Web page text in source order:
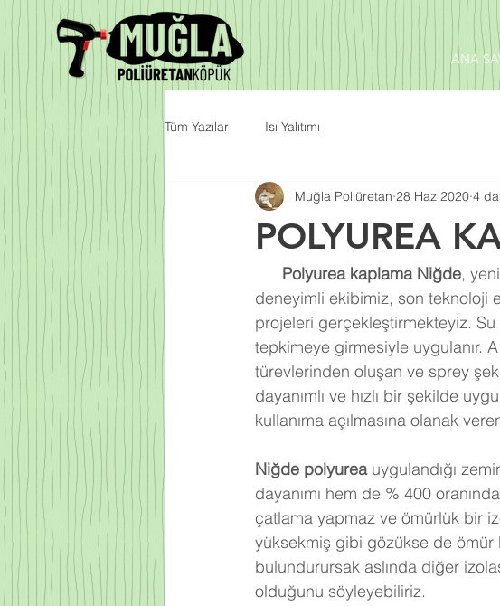
ANA
Tüm Yazılar Isı Yalıtımı
POLYUREA
Muğla Poliüretan 28 Haz 2020 4
Polyurea kaplama Niğde,
deneyimli ekibimiz, son teknoloji
projeleri gerçekleştirmekteyiz. Su
tepkimeye girmesiyle uygulanır.
türevlerinden oluşan ve sprey
dayanımlı ve hızlı bir şekilde
kullanıma açılmasına olanak
Niğde polyurea uygulandığı
dayanımı hem de % 400
çatlama yapmaz ve ömürlük bir
yüksekmiş gibi gözükse de ömür
bulundurursak aslında diğer
olduğunu söyleyebiliriz.